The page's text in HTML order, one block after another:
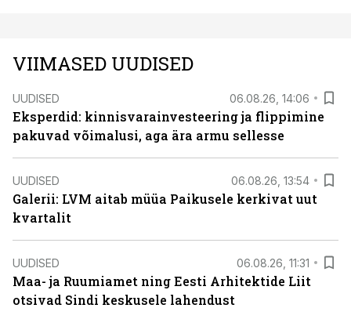
VIIMASED UUDISED
UUDISED 06.08.26, 14:06
Eksperdid: kinnisvarainvesteering ja flippimine
pakuvad võimalusi, aga ära armu sellesse
UUDISED 06.08.26, 13:54
Galerii: LVM aitab müüa Paikusele kerkivat uut
kvartalit
UUDISED 06.08.26, 11:31
Maa- ja Ruumiamet ning Eesti Arhitektide Liit
otsivad Sindi keskusele lahendust